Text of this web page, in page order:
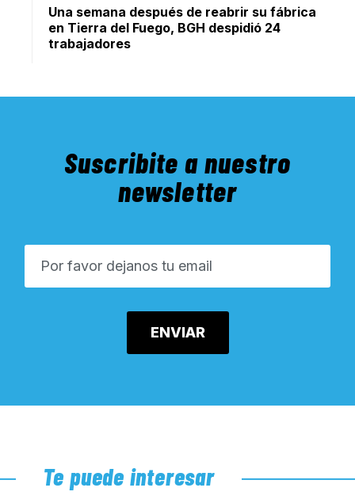
Una semana después de reabrir su fábrica
en Tierra del Fuego, BGH despidió 24
trabajadores
Suscribite a nuestro
newsletter
Te puede interesar